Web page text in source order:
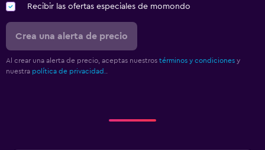
Recibir las ofertas especiales de momondo
Crea una alerta de precio
Al crear una alerta de precio, aceptas nuestros términos y condiciones y
nuestra política de privacidad.